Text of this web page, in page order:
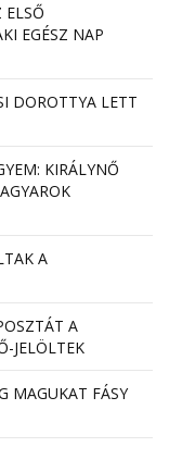
EGÉSZ NAP
DOROTTYA LETT
KIRÁLYNŐ
A
A
JELÖLTEK
MAGUKAT FÁSY